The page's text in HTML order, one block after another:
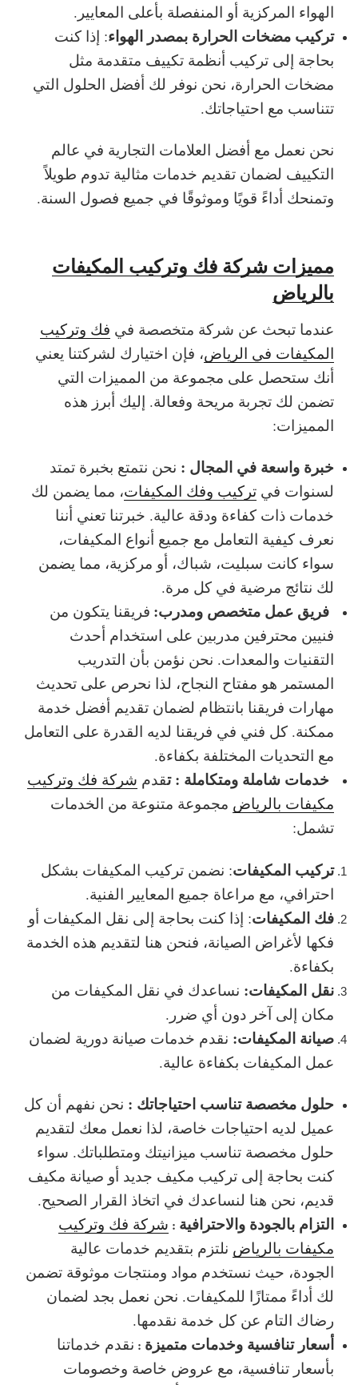
الهواء المركزية أو المنفصلة بأعلى المعايير.
تركيب مضخات الحرارة بمصدر الهواء: إذا كنت
بحاجة إلى تركيب أنظمة تكييف متقدمة مثل
مضخات الحرارة، نحن نوفر لك أفضل الحلول التي
تتناسب مع احتياجاتك.
نحن نعمل مع أفضل العلامات التجارية في عالم
التكييف لضمان تقديم خدمات مثالية تدوم طويلاً
وتمنحك أداءً قويًا وموثوقًا في جميع فصول السنة.
مميزات شركة فك وتركيب المكيفات
بالرياض
عندما تبحث عن شركة متخصصة في فك وتركيب
المكيفات في الرياض، فإن اختيارك لشركتنا يعني
أنك ستحصل على مجموعة من المميزات التي
تضمن لك تجربة مريحة وفعالة. إليك أبرز هذه
المميزات:
خبرة واسعة في المجال : نحن نتمتع بخبرة تمتد
لسنوات في تركيب وفك المكيفات، مما يضمن لك
خدمات ذات كفاءة ودقة عالية. خبرتنا تعني أننا
نعرف كيفية التعامل مع جميع أنواع المكيفات،
سواء كانت سبليت، شباك، أو مركزية، مما يضمن
لك نتائج مرضية في كل مرة.
فريق عمل متخصص ومدرب: فريقنا يتكون من
فنيين محترفين مدربين على استخدام أحدث
التقنيات والمعدات. نحن نؤمن بأن التدريب
المستمر هو مفتاح النجاح، لذا نحرص على تحديث
مهارات فريقنا بانتظام لضمان تقديم أفضل خدمة
ممكنة. كل فني في فريقنا لديه القدرة على التعامل
مع التحديات المختلفة بكفاءة.
خدمات شاملة ومتكاملة : تقدم شركة فك وتركيب
مكيفات بالرياض مجموعة متنوعة من الخدمات
تشمل:
تركيب المكيفات: نضمن تركيب المكيفات بشكل
احترافي، مع مراعاة جميع المعايير الفنية.
فك المكيفات: إذا كنت بحاجة إلى نقل المكيفات أو
فكها لأغراض الصيانة، فنحن هنا لتقديم هذه الخدمة
بكفاءة.
نقل المكيفات: نساعدك في نقل المكيفات من
مكان إلى آخر دون أي ضرر.
صيانة المكيفات: نقدم خدمات صيانة دورية لضمان
عمل المكيفات بكفاءة عالية.
حلول مخصصة تناسب احتياجاتك : نحن نفهم أن كل
عميل لديه احتياجات خاصة، لذا نعمل معك لتقديم
حلول مخصصة تناسب ميزانيتك ومتطلباتك. سواء
كنت بحاجة إلى تركيب مكيف جديد أو صيانة مكيف
قديم، نحن هنا لنساعدك في اتخاذ القرار الصحيح.
التزام بالجودة والاحترافية : شركة فك وتركيب
مكيفات بالرياض نلتزم بتقديم خدمات عالية
الجودة، حيث نستخدم مواد ومنتجات موثوقة تضمن
لك أداءً ممتازًا للمكيفات. نحن نعمل بجد لضمان
رضاك التام عن كل خدمة نقدمها.
أسعار تنافسية وخدمات متميزة : نقدم خدماتنا
بأسعار تنافسية، مع عروض خاصة وخصومات